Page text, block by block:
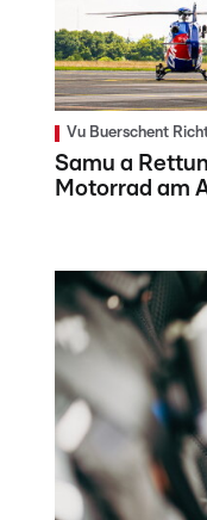
Vu Buerschent
Samu a
Motorrad am